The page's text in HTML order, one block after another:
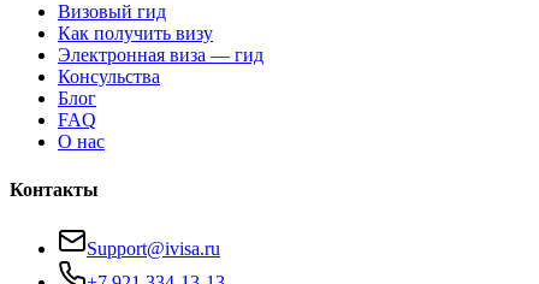
Визовый гид
Как получить визу
Электронная виза — гид
Консульства
Блог
FAQ
О нас
Контакты
Support@ivisa.ru